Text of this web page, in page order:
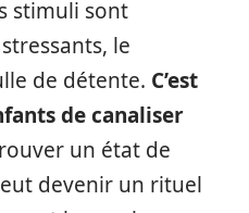
stimuli sont
le
de détente. C’est
de canaliser
un état de
devenir un rituel